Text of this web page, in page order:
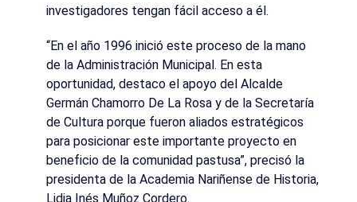
investigadores tengan fácil acceso a él.
“En el año 1996 inició este proceso de la mano
de la Administración Municipal. En esta
oportunidad, destaco el apoyo del Alcalde
Germán Chamorro De La Rosa y de la Secretaría
de Cultura porque fueron aliados estratégicos
para posicionar este importante proyecto en
beneficio de la comunidad pastusa”, precisó la
presidenta de la Academia Nariñense de Historia,
Lidia Inés Muñoz Cordero.